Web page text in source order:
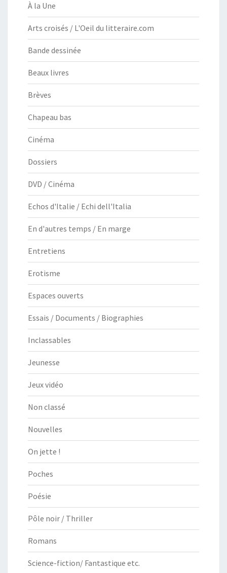
À la Une
Arts croisés / L'Oeil du litteraire.com
Bande dessinée
Beaux livres
Brèves
Chapeau bas
Cinéma
Dossiers
DVD / Cinéma
Echos d'Italie / Echi dell'Italia
En d'autres temps / En marge
Entretiens
Erotisme
Espaces ouverts
Essais / Documents / Biographies
Inclassables
Jeunesse
Jeux vidéo
Non classé
Nouvelles
On jette !
Poches
Poésie
Pôle noir / Thriller
Romans
Science-fiction/ Fantastique etc.